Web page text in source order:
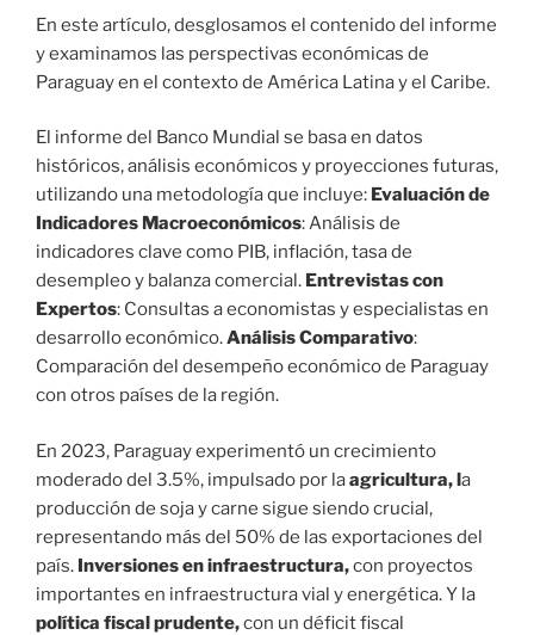
En este artículo, desglosamos el contenido del informe
y examinamos las perspectivas económicas de
Paraguay en el contexto de América Latina y el Caribe.
El informe del Banco Mundial se basa en datos
históricos, análisis económicos y proyecciones futuras,
utilizando una metodología que incluye: Evaluación de
Indicadores Macroeconómicos: Análisis de
indicadores clave como PIB, inflación, tasa de
desempleo y balanza comercial. Entrevistas con
Expertos: Consultas a economistas y especialistas en
desarrollo económico.Análisis Comparativo:
Comparación del desempeño económico de Paraguay
con otros países de la región.
En 2023, Paraguay experimentó un crecimiento
moderado del 3.5%, impulsado por laagricultura, la
producción de soja y carne sigue siendo crucial,
representando más del 50% de las exportaciones del
país. Inversiones en infraestructura,con proyectos
importantes en infraestructura vial y energética. Y la
política fiscal prudente,con un déficit fiscal